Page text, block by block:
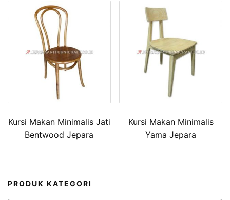
Kursi Makan Minimalis Jati
Bentwood Jepara
Kursi Makan Minimalis
Yama Jepara
PRODUK KATEGORI